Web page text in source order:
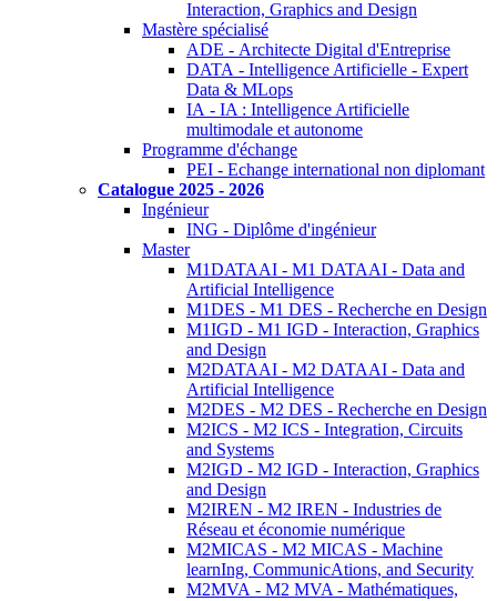
Interaction, Graphics and Design
Mastère spécialisé
ADE - Architecte Digital d'Entreprise
DATA - Intelligence Artificielle - Expert
Data & MLops
IA - IA : Intelligence Artificielle
multimodale et autonome
Programme d'échange
PEI - Echange international non diplomant
Catalogue 2025 - 2026
Ingénieur
ING - Diplôme d'ingénieur
Master
M1DATAAI - M1 DATAAI - Data and
Artificial Intelligence
M1DES - M1 DES - Recherche en Design
M1IGD - M1 IGD - Interaction, Graphics
and Design
M2DATAAI - M2 DATAAI - Data and
Artificial Intelligence
M2DES - M2 DES - Recherche en Design
M2ICS - M2 ICS - Integration, Circuits
and Systems
M2IGD - M2 IGD - Interaction, Graphics
and Design
M2IREN - M2 IREN - Industries de
Réseau et économie numérique
M2MICAS - M2 MICAS - Machine
learnIng, CommunicAtions, and Security
M2MVA - M2 MVA - Mathématiques,